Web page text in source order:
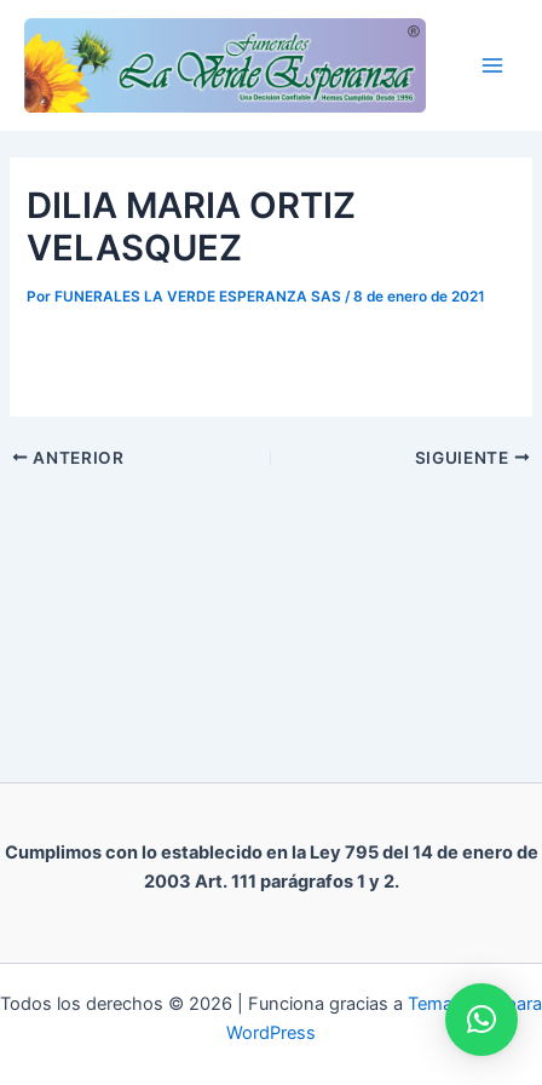
contenido
DILIA MARIA ORTIZ
VELASQUEZ
Por FUNERALES LA VERDE ESPERANZA SAS/8 de enero de 2021
ANTERIOR SIGUIENTE
Cumplimos con lo establecido en la Ley 795 del 14 de enero de
2003 Art. 111 parágrafos 1 y 2.
Todos los derechos © 2026 | Funciona gracias a Tema Astra para
WordPress